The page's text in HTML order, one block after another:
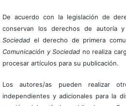
De acuerdo con la legislación de
conservan los derechos de autoría
Sociedadel derecho de primera
Comunicación y Sociedad no realiza
procesar artículos para su publicación.
Los autores/as pueden realizar
independientes y adicionales para la